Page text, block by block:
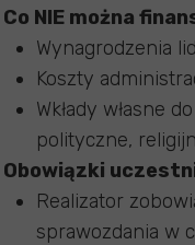
Co NIE można
Wynagrodzenia
Koszty
Wkłady własne
polityczne,
Obowiązki
Realizator
sprawozdania w